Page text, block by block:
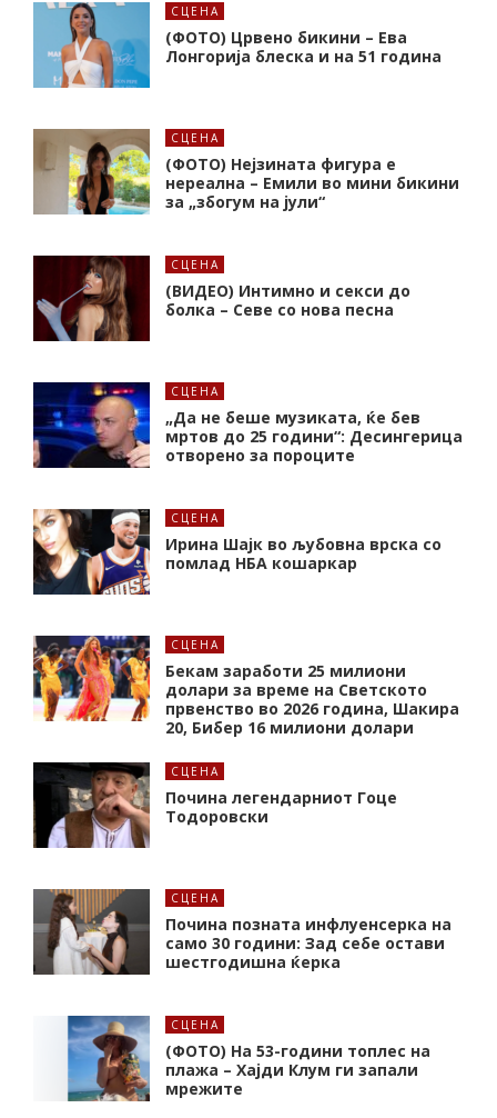
СЦЕНА
(ФОТО) Црвено бикини – Ева
Лонгорија блеска и на 51 година
СЦЕНА
(ФОТО) Нејзината фигура е
нереална – Емили во мини бикини
за „збогум на јули“
СЦЕНА
(ВИДЕО) Интимно и секси до
болка – Севе со нова песна
СЦЕНА
„Да не беше музиката, ќе бев
мртов до 25 години“: Десингерица
отворено за пороците
СЦЕНА
Ирина Шајк во љубовна врска со
помлад НБА кошаркар
СЦЕНА
Бекам заработи 25 милиони
долари за време на Светското
првенство во 2026 година, Шакира
20, Бибер 16 милиони долари
СЦЕНА
Почина легендарниот Гоце
Тодоровски
СЦЕНА
Почина позната инфлуенсерка на
само 30 години: Зад себе остави
шестгодишна ќерка
СЦЕНА
(ФОТО) На 53-години топлес на
плажа – Хајди Клум ги запали
мрежите